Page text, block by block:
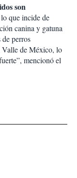
son
que incide de
canina y gatuna
perros
Valle de México, lo
mencionó el